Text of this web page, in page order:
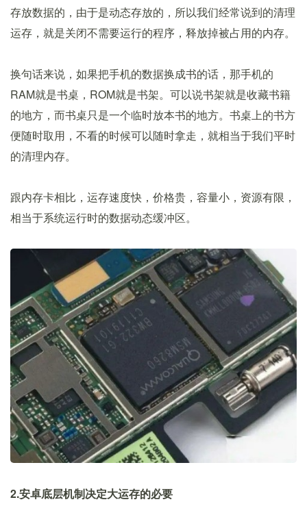
存放数据的，由于是动态存放的，所以我们经常说到的清理
运存，就是关闭不需要运行的程序，释放掉被占用的内存。
换句话来说，如果把手机的数据换成书的话，那手机的
RAM就是书桌，ROM就是书架。可以说书架就是收藏书籍
的地方，而书桌只是一个临时放本书的地方。书桌上的书方
便随时取用，不看的时候可以随时拿走，就相当于我们平时
的清理内存。
跟内存卡相比，运存速度快，价格贵，容量小，资源有限，
相当于系统运行时的数据动态缓冲区。
2.安卓底层机制决定大运存的必要